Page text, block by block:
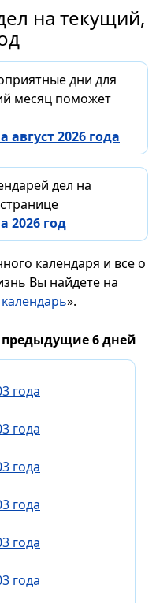
на текущий,
дни для
месяц поможет
2026 года
дел на
2026 год
календаря и все о
Вы найдете на
».
6 дней
года
года
года
года
года
года